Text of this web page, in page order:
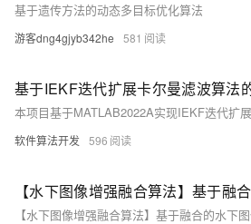
基于遗传方法的动态多目标优化算法
游客dng4gjyb342he 581
软件算法开发 596